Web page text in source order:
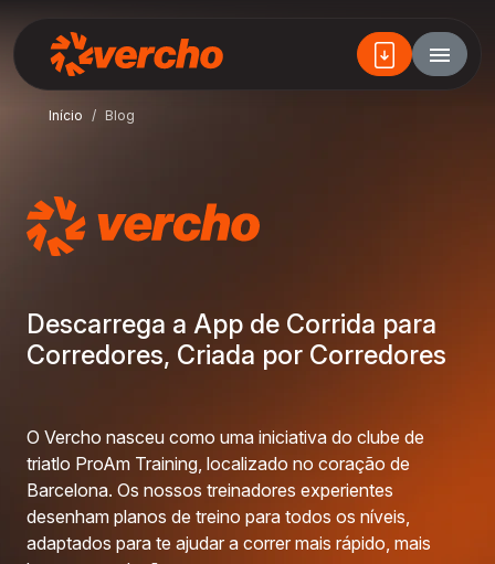
Início Blog
Descarrega a App de Corrida para
Corredores, Criada por Corredores
O Vercho nasceu como uma iniciativa do clube de
triatlo ProAm Training, localizado no coração de
Barcelona. Os nossos treinadores experientes
desenham planos de treino para todos os níveis,
adaptados para te ajudar a correr mais rápido, mais